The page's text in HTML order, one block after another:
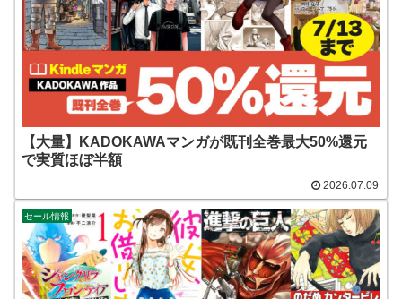
【大量】KADOKAWAマンガが既刊全巻最大50%還元
で実質ほぼ半額
2026.07.09
セール情報